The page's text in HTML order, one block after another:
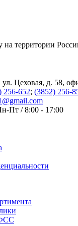
на территории
ул. Цеховая, д. 58,
256-652; (3852) 256-
Пт / 8:00 - 17:00